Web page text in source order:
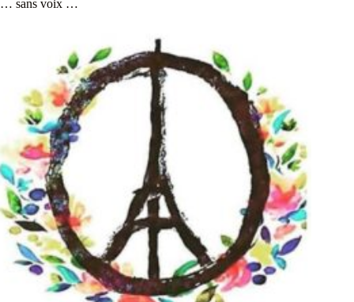
… sans voix …